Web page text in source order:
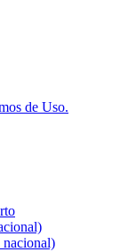
de Uso.
nacional)